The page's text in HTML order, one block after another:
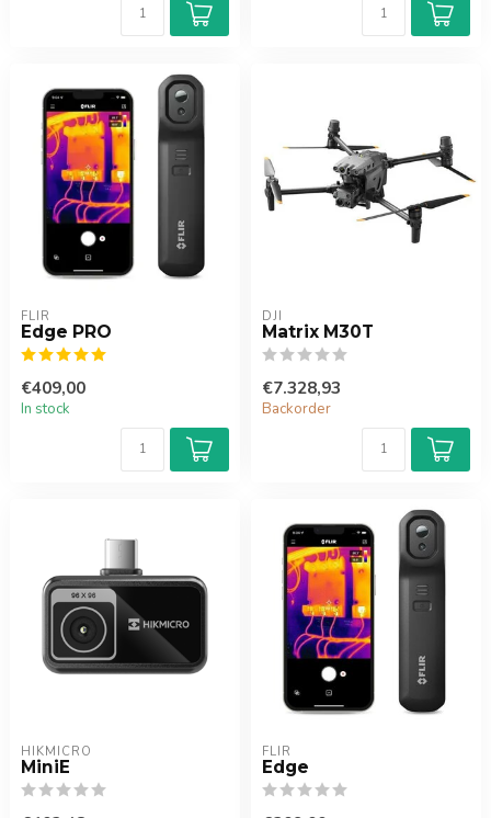
FLIR
Edge PRO
€409,00
In stock
DJI
Matrix M30T
€7.328,93
Backorder
HIKMICRO
MiniE
FLIR
Edge